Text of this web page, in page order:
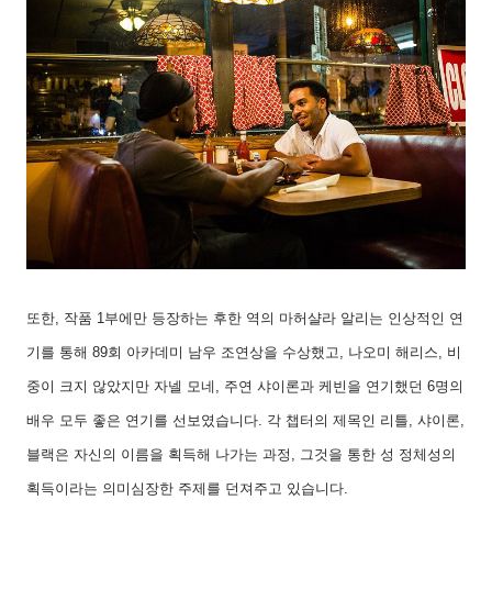
또한, 작품 1부에만 등장하는 후한 역의 마허샬라 알리는 인상적인 연
기를 통해 89회 아카데미 남우 조연상을 수상했고, 나오미 해리스, 비
중이 크지 않았지만 자넬 모네 , 주연 샤이론과 케빈을 연기했던 6명의
배우 모두 좋은 연기를 선보였습니다. 각 챕터의 제목인 리틀, 샤이론,
블랙은 자신의 이름을 획득해 나가는 과정 , 그것을 통한 성 정체성의
획득이라는 의미심장한 주제를 던져주고 있습니다.